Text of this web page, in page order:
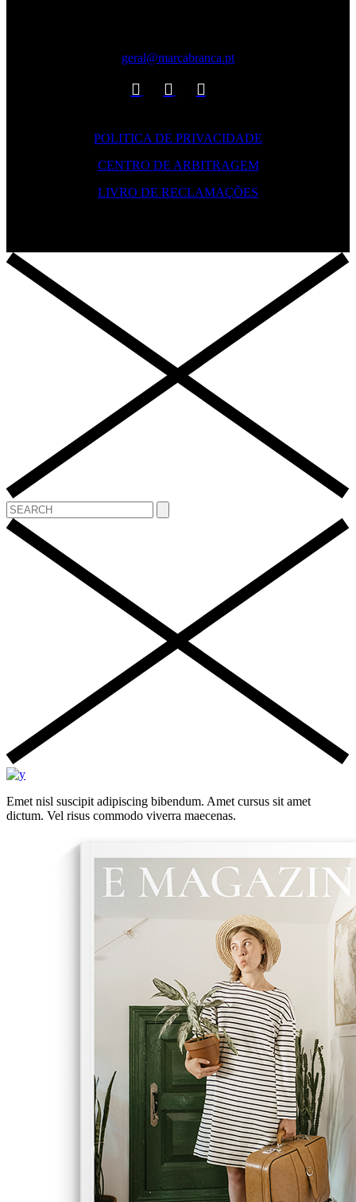
geral@marcabranca.pt
POLITICA DE PRIVACIDADE
CENTRO DE ARBITRAGEM
LIVRO DE RECLAMAÇÕES
Emet nisl suscipit adipiscing bibendum. Amet cursus sit amet
dictum. Vel risus commodo viverra maecenas.